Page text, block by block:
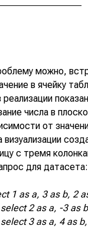
можно,
в ячейку
числа в
от
с тремя
для датасета:
1 as a, 3 as b, 2
2 as a, -3 as
3 as a, 4 as